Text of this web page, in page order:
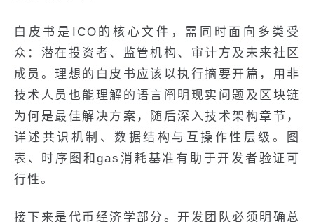
白皮书是ICO的核心文件，需同时面向多类受
众：潜在投资者、监管机构、审计方及未来社区
成员。理想的白皮书应该以执行摘要开篇，用非
技术人员也能理解的语言阐明现实问题及区块链
为何是最佳解决方案，随后深入技术架构章节，
详述共识机制、数据结构与互操作性层级。图
表、时序图和gas消耗基准有助于开发者验证可
行性。
接下来是代币经济学部分。开发团队必须明确总